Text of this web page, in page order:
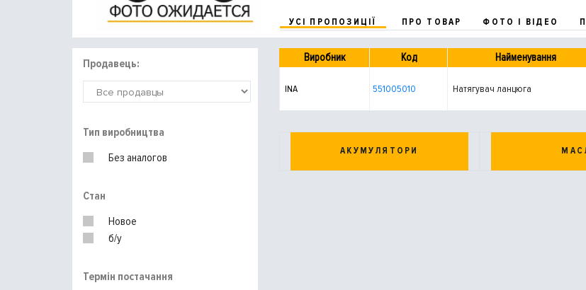
УСІ ПРОПОЗИЦІЇ ПРО ТОВАР ФОТО І ВІДЕО
Продавець:
Тип виробництва
Без аналогов
Стан
Новое
б/у
Термін постачання
Виробник Код Найменування
INA 551005010 Натягувач ланцюга
АКУМУЛЯТОРИ